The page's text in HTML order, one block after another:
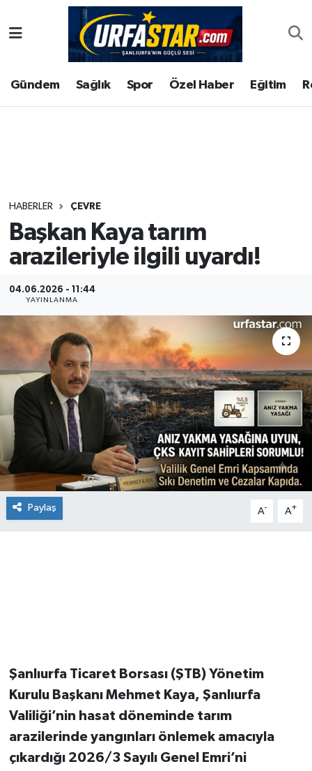
Gündem Sağlık Spor Özel Haber Eğitim
HABERLER ÇEVRE
Başkan Kaya tarım
arazileriyle ilgili uyardı!
04.06.2026 - 11:44
YAYINLANMA
Paylaş A- A+
Şanlıurfa Ticaret Borsası (ŞTB) Yönetim
Kurulu Başkanı Mehmet Kaya, Şanlıurfa
Valiliği’nin hasat döneminde tarım
arazilerinde yangınları önlemek amacıyla
çıkardığı 2026/3 Sayılı Genel Emri’ni
ASAYİS
ÇEVRE
Gündem
Kültür
Magazin
Şanlıurfa Nöbetçi Eczaneler
Şanlıurfa Hava Durumu
Tüm Manşetler
Son Dakika Haberleri
Haber Arşivi